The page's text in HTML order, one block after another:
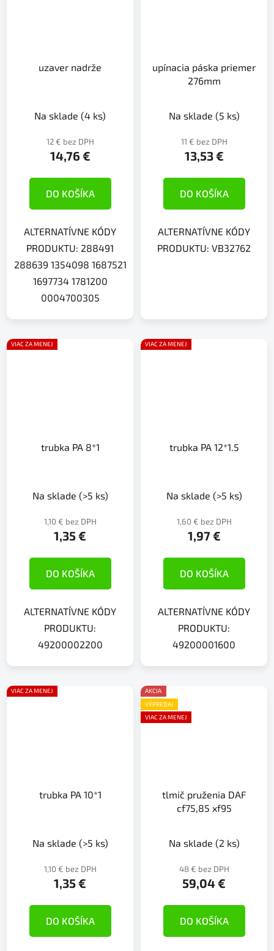
uzaver nadrže
Na sklade (4 ks)
12 € bez DPH
14,76 €
DO KOŠÍKA
ALTERNATÍVNE KÓDY
PRODUKTU: 288491
288639 1354098 1687521
1697734 1781200
0004700305
upínacia páska priemer
276mm
Na sklade (5 ks)
11 € bez DPH
13,53 €
DO KOŠÍKA
ALTERNATÍVNE KÓDY
PRODUKTU: VB32762
VIAC ZA MENEJ
trubka PA 8*1
Na sklade (>5 ks)
1,10 € bez DPH
1,35 €
DO KOŠÍKA
ALTERNATÍVNE KÓDY
PRODUKTU:
49200002200
VIAC ZA MENEJ
trubka PA 12*1.5
Na sklade (>5 ks)
1,60 € bez DPH
1,97 €
DO KOŠÍKA
ALTERNATÍVNE KÓDY
PRODUKTU:
49200001600
VIAC ZA MENEJ
trubka PA 10*1
Na sklade (>5 ks)
1,10 € bez DPH
1,35 €
DO KOŠÍKA
AKCIA
VÝPREDAJ
VIAC ZA MENEJ
tlmič pruženia DAF
cf75,85 xf95
Na sklade (2 ks)
48 € bez DPH
59,04 €
DO KOŠÍKA